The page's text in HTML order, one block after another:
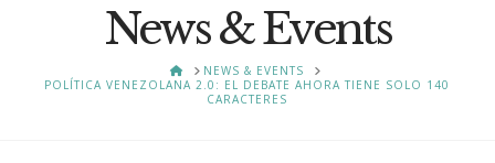
News & Events
HOMENEWS & EVENTS
POLÍTICA VENEZOLANA 2.0: EL DEBATE AHORA TIENE SOLO 140
CARACTERES